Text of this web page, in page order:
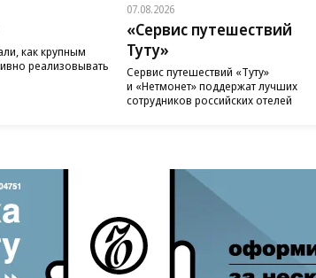
как крупным
реализовывать
07.08.2026
«Сервис путешествий
Туту»
Сервис путешествий «Туту»
и «Нетмонет» поддержат лучших
сотрудников российских отелей